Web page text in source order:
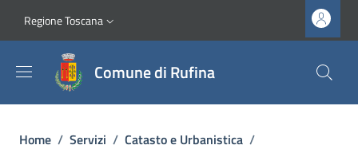
Slim top
Regione Toscana
Comune di Rufina
Home / Servizi / Catasto e Urbanistica /